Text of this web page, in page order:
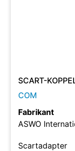
SCART-
COM
Fabrikant
ASWO
Scartadapter